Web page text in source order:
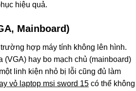
hiệu quả.
Mainboard)
hợp máy tính không lên hình.
hay bo mạch chủ (mainboard)
linh kiện nhỏ bị lỗi cũng đủ làm
vỏ laptop msi sword 15 có thể không